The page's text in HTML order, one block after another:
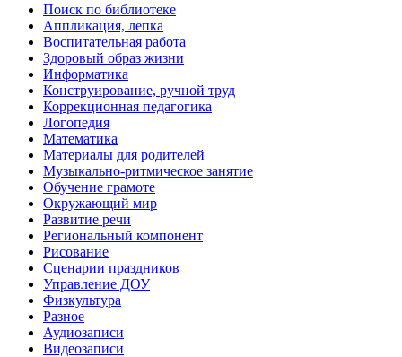
Поиск по библиотеке
Аппликация, лепка
Воспитательная работа
Здоровый образ жизни
Информатика
Конструирование, ручной труд
Коррекционная педагогика
Логопедия
Математика
Материалы для родителей
Музыкально-ритмическое занятие
Обучение грамоте
Окружающий мир
Развитие речи
Региональный компонент
Рисование
Сценарии праздников
Управление ДОУ
Физкультура
Разное
Аудиозаписи
Видеозаписи